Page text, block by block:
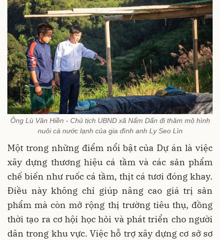
Ông Lù Văn Hiền - Chủ tịch UBND xã Nấm Dẩn đi thăm mô hình
nuôi cá nước lạnh của gia đình anh Ly Seo Lìn
Một trong những điểm nổi bật của Dự án là việc
xây dựng thương hiệu cá tầm và các sản phẩm
chế biến như ruốc cá tầm, thịt cá tươi đóng khay.
Điều này không chỉ giúp nâng cao giá trị sản
phẩm mà còn mở rộng thị trường tiêu thụ, đồng
thời tạo ra cơ hội học hỏi và phát triển cho người
dân trong khu vực. Việc hỗ trợ xây dựng cơ sở sơ